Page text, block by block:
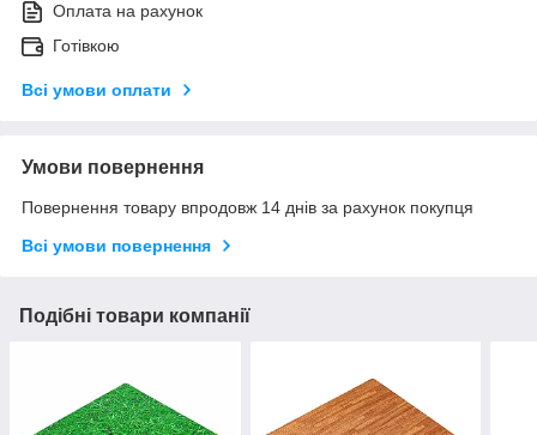
Оплата на рахунок
Готівкою
Всі умови оплати
Умови повернення
Повернення товару впродовж 14 днів за рахунок покупця
Всі умови повернення
Подібні товари компанії